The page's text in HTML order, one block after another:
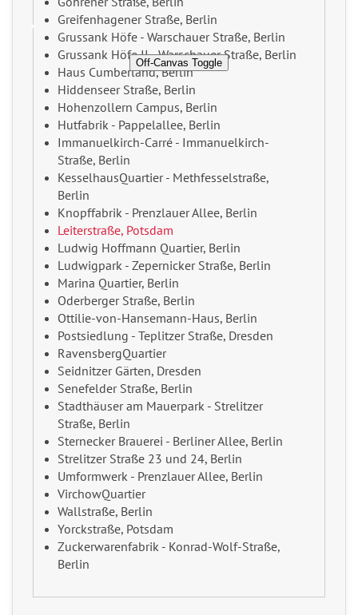
Off-Canvas Toggle
Greifenhagener Straße, Berlin
Grussank Höfe - Warschauer Straße, Berlin
Grussank Höfe II - Warschauer Straße, Berlin
Haus Cumberland, Berlin
Hiddenseer Straße, Berlin
Hohenzollern Campus, Berlin
Hutfabrik - Pappelallee, Berlin
Immanuelkirch-Carré - Immanuelkirch-
Straße, Berlin
KesselhausQuartier - Methfesselstraße,
Berlin
Knopffabrik - Prenzlauer Allee, Berlin
Leiterstraße, Potsdam
Ludwig Hoffmann Quartier, Berlin
Ludwigpark - Zepernicker Straße, Berlin
Marina Quartier, Berlin
Oderberger Straße, Berlin
Ottilie-von-Hansemann-Haus, Berlin
Postsiedlung - Teplitzer Straße, Dresden
RavensbergQuartier
Seidnitzer Gärten, Dresden
Senefelder Straße, Berlin
Stadthäuser am Mauerpark - Strelitzer
Straße, Berlin
Sternecker Brauerei - Berliner Allee, Berlin
Strelitzer Straße 23 und 24, Berlin
Umformwerk - Prenzlauer Allee, Berlin
VirchowQuartier
Wallstraße, Berlin
Yorckstraße, Potsdam
Zuckerwarenfabrik - Konrad-Wolf-Straße,
Berlin